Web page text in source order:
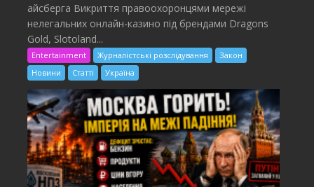
айсберга Викриття правоохоронцями мережі
нелегальних онлайн-казино під брендами Dragons
Gold, Slotoland...
Entertainment Журналістські розслідування
Закон
Новини
Статті Україна